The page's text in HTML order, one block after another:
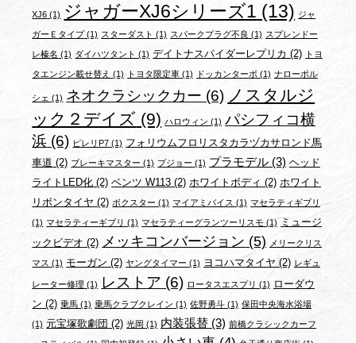
XJ6 (1) ジャガーXJ6シリーズ1 (13) ジャ
ガーＥタイプ(1) スターダスト (1) スパークプラグ不良 (1) スプレンドー
レ榛名 (1) ダイハツタント (1) デイトナスパイダーレプリカ (2) トヨ
タエンジン載せ替え (1) トヨタ限定車 (1) ドッカンターボ (1) ナローポル
シェ (1) ネオクラシックカー (6) ノスタルジ
ック２デイズ (9) ハロウィン (1) パシフィコ横
浜 (6) ピレリP7 (1) フォリウムフロリスタカラヅカサロンド馬
車道 (2) ブレーキマスター (1) プジョー (1) プラモデル (3) ヘッド
ライトLED化 (2) ベンツ W113 (2) ホワイトボディ (2) ホワイト
リボンタイヤ (2) ボクスター (1) マイアミバイス (1) マセラティギブリ
(1) マセラティーギブリ (1) マセラティーグランツーリスモ (1) ミュージ
ックビデオ (2) メッキコンバージョン (5) メリークリス
マス (1) モーガン (2) ヤングタイマー (1) ヨコハマタイヤ(2) レギュ
レーター修理 (1) レストア (6) ロータスエスプリ (1) ローダウ
ン (2) 乗馬 (1) 乗馬クラブクレイン (1) 佐野勇斗 (1) 保田中央海水浴場
(1) 元宝塚歌劇団 (2) 光岡 (1) 内装張替 (3) 前橋クラシックカーフ